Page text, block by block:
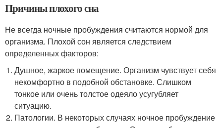
Причины плохого сна
Не всегда ночные пробуждения считаются нормой для
организма. Плохой сон является следствием
определенных факторов:
Душное, жаркое помещение. Организм чувствует себя
некомфортно в подобной обстановке. Слишком
тонкое или очень толстое одеяло усугубляет
ситуацию.
Патологии. В некоторых случаях ночное пробуждение